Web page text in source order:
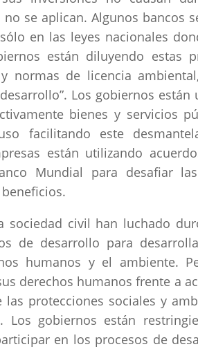
se aplican. Algunos bancos
en las leyes nacionales
están diluyendo estas
normas de licencia
Los gobiernos están
bienes y servicios
facilitando este
están utilizando
Mundial para desafiar
sociedad civil han luchado
de desarrollo para
humanos y el ambiente.
derechos humanos frente a
protecciones sociales y
Los gobiernos están
en los procesos de